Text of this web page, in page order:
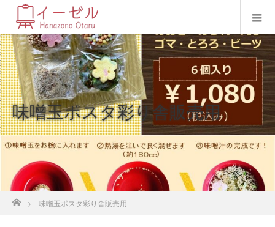
味噌玉ポスタ彩り舎販売用
ホーム
味噌玉ポスタ彩り舎販売用